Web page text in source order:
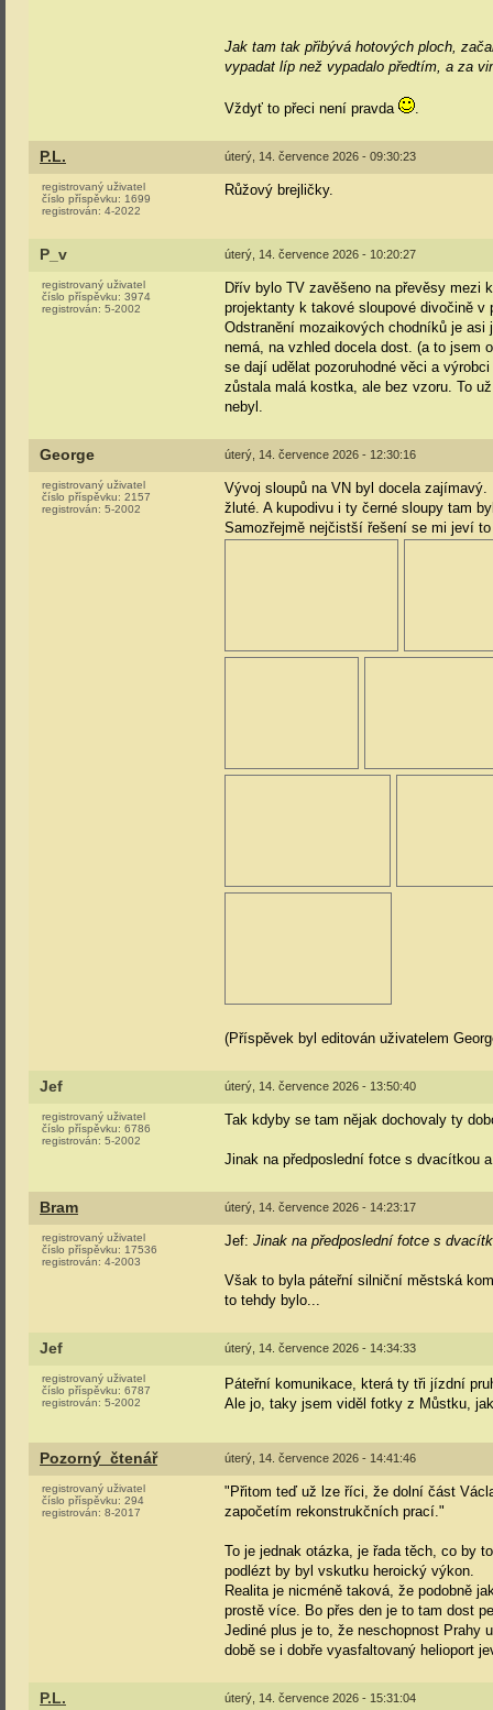
Jak tam tak přibývá hotových ploch,
vypadat líp než vypadalo předtím, a za
Vždyť to přeci není pravda .
P.L. úterý, 14. července 2026 - 09:30:23
registrovaný uživatel
číslo příspěvku: 1699
registrován: 4-2022
Růžový brejličky.
P_v úterý, 14. července 2026 - 10:20:27
registrovaný uživatel
číslo příspěvku: 3974
registrován: 5-2002
Dřív bylo TV zavěšeno na převěsy mezi
projektanty k takové sloupové divočině v
Odstranění mozaikových chodníků je
nemá, na vzhled docela dost. (a to jsem
se dají udělat pozoruhodné věci a
zůstala malá kostka, ale bez vzoru. To
nebyl.
George úterý, 14. července 2026 - 12:30:16
registrovaný uživatel
číslo příspěvku: 2157
registrován: 5-2002
Vývoj sloupů na VN byl docela
žluté. A kupodivu i ty černé sloupy tam
Samozřejmě nejčistší řešení se mi jeví
(Příspěvek byl editován uživatelem
Jef úterý, 14. července 2026 - 13:50:40
registrovaný uživatel
číslo příspěvku: 6786
registrován: 5-2002
Tak kdyby se tam nějak dochovaly ty
Jinak na předposlední fotce s dvacítkou
Bram úterý, 14. července 2026 - 14:23:17
registrovaný uživatel
číslo příspěvku: 17536
registrován: 4-2003
Jef: Jinak na předposlední fotce s
Však to byla páteřní silniční městská
to tehdy bylo...
Jef úterý, 14. července 2026 - 14:34:33
registrovaný uživatel
číslo příspěvku: 6787
registrován: 5-2002
Páteřní komunikace, která ty tři jízdní
Ale jo, taky jsem viděl fotky z Můstku,
Pozorný_čtenář úterý, 14. července 2026 - 14:41:46
registrovaný uživatel
číslo příspěvku: 294
registrován: 8-2017
"Přitom teď už lze říci, že dolní část
započetím rekonstrukčních prací."
To je jednak otázka, je řada těch, co by
podlézt by byl vskutku heroický výkon.
Realita je nicméně taková, že podobně
prostě více. Bo přes den je to tam dost
Jediné plus je to, že neschopnost Prahy
době se i dobře vyasfaltovaný helioport
P.L. úterý, 14. července 2026 - 15:31:04